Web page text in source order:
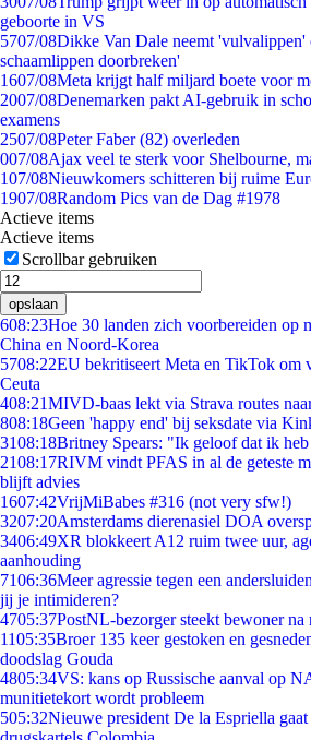
geboorte in VS
5707/08Dikke Van Dale neemt 'vulvalippen'
schaamlippen doorbreken'
1607/08Meta krijgt half miljard boete voor
2007/08Denemarken pakt AI-gebruik in
examens
2507/08Peter Faber (82) overleden
007/08Ajax veel te sterk voor Shelbourne,
107/08Nieuwkomers schitteren bij ruime
1907/08Random Pics van de Dag #1978
Actieve items
Actieve items
Scrollbar gebruiken
opslaan
608:23Hoe 30 landen zich voorbereiden op
China en Noord-Korea
5708:22EU bekritiseert Meta en TikTok om
Ceuta
408:21MIVD-baas lekt via Strava routes
808:18Geen 'happy end' bij seksdate via
3108:18Britney Spears: "Ik geloof dat ik
2108:17RIVM vindt PFAS in al de geteste
blijft advies
1607:42VrijMiBabes #316 (not very sfw!)
3207:20Amsterdams dierenasiel DOA
3406:49XR blokkeert A12 ruim twee uur,
aanhouding
7106:36Meer agressie tegen een
jij je intimideren?
4705:37PostNL-bezorger steekt bewoner na
1105:35Broer 135 keer gestoken en
doodslag Gouda
4805:34VS: kans op Russische aanval op
munitietekort wordt probleem
505:32Nieuwe president De la Espriella